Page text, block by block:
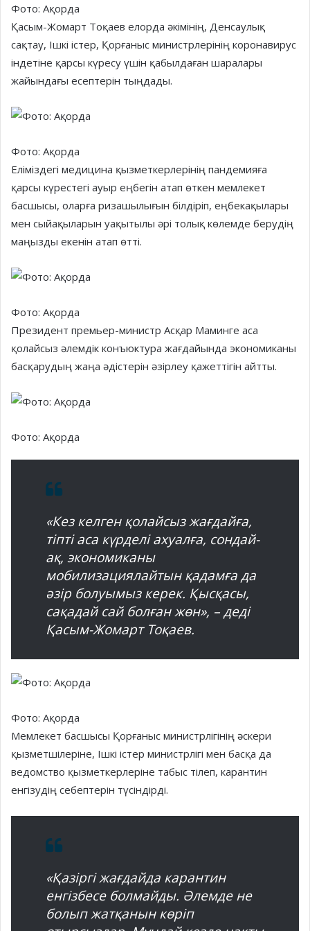
Фото: Ақорда
Қасым-Жомарт Тоқаев елорда әкімінің, Денсаулық
сақтау, Ішкі істер, Қорғаныс министрлерінің коронавирус
індетіне қарсы күресу үшін қабылдаған шаралары
жайындағы есептерін тыңдады.
Фото: Ақорда
Еліміздегі медицина қызметкерлерінің пандемияға
қарсы күрестегі ауыр еңбегін атап өткен мемлекет
басшысы, оларға ризашылығын білдіріп, еңбекақылары
мен сыйақыларын уақытылы әрі толық көлемде берудің
маңызды екенін атап өтті.
Фото: Ақорда
Президент премьер-министр Асқар Маминге аса
қолайсыз әлемдік конъюктура жағдайында экономиканы
басқарудың жаңа әдістерін әзірлеу қажеттігін айтты.
Фото: Ақорда
«Кез келген қолайсыз жағдайға,
тіпті аса күрделі ахуалға, сондай-
ақ, экономиканы
мобилизациялайтын қадамға да
әзір болуымыз керек. Қысқасы,
сақадай сай болған жөн», – деді
Қасым-Жомарт Тоқаев.
Фото: Ақорда
Мемлекет басшысы Қорғаныс министрлігінің әскери
қызметшілеріне, Ішкі істер министрлігі мен басқа да
ведомство қызметкерлеріне табыс тілеп, карантин
енгізудің себептерін түсіндірді.
«Қазіргі жағдайда карантин
енгізбесе болмайды. Әлемде не
болып жатқанын көріп